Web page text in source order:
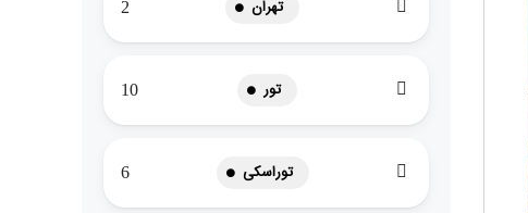
تهران 2
تور 10
توراسکی 6